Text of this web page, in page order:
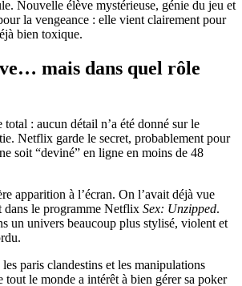
Nouvelle élève mystérieuse, génie du jeu et
la vengeance : elle vient clairement pour
bien toxique.
mais dans quel rôle
total : aucun détail n’a été donné sur le
Netflix garde le secret, probablement pour
soit “deviné” en ligne en moins de 48
apparition à l’écran. On l’avait déjà vue
dans le programme Netflix Sex: Unzipped.
un univers beaucoup plus stylisé, violent et
paris clandestins et les manipulations
tout le monde a intérêt à bien gérer sa poker